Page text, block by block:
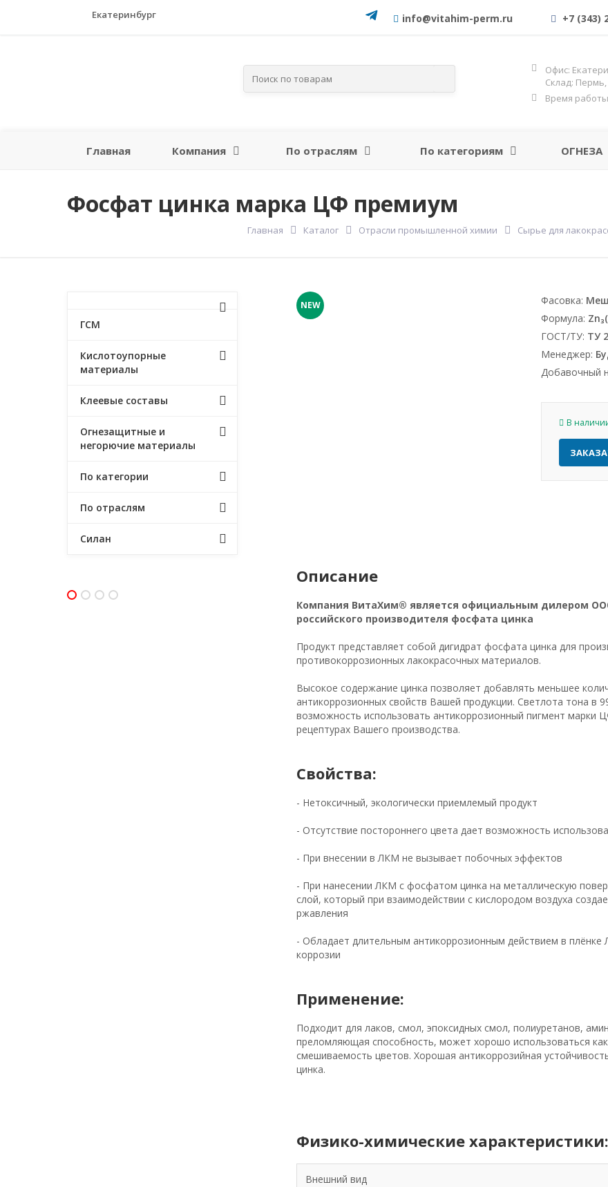
Екатеринбург info@vitahim-perm.ru +7 (343)
Офис:
Склад:
Время
Главная Компания По отраслям По категориям ОГНЕЗА
Фосфат цинка марка ЦФ премиум
Главная Каталог Отрасли промышленной химии Сырье для
NEW Фасовка:
Формула:
ГОСТ/ТУ: ТУ
Менеджер:
Добавочный
В
Описание
Компания ВитаХим® является официальным дилером
российского производителя фосфата цинка
Продукт представляет собой дигидрат фосфата цинка для
противокоррозионных лакокрасочных материалов.
Высокое содержание цинка позволяет добавлять меньшее
антикоррозионных свойств Вашей продукции. Светлота тона в
возможность использовать антикоррозионный пигмент марки
рецептурах Вашего производства.
Свойства:
- Нетоксичный, экологически приемлемый продукт
- Отсутствие постороннего цвета дает возможность
- При внесении в ЛКМ не вызывает побочных эффектов
- При нанесении ЛКМ с фосфатом цинка на металлическую
слой, который при взаимодействии с кислородом воздуха
ржавления
- Обладает длительным антикоррозионным действием в плёнке
коррозии
Применение:
Подходит для лаков, смол, эпоксидных смол, полиуретанов,
преломляющая способность, может хорошо использоваться как
смешиваемость цветов. Хорошая антикоррозийная
цинка.
Физико-химические характеристики:
Внешний вид
ГСМ
Кислотоупорные
материалы
Клеевые составы
Огнезащитные и
негорючие материалы
По категории
По отраслям
Силан